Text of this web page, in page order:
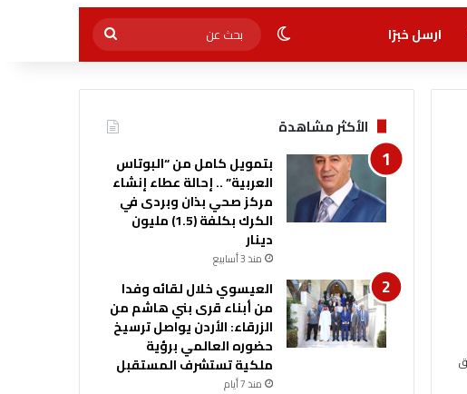
ارسل خبرًا الوضع المظلم
بحث
عن
الأكثر مشاهدة
بتمويل كامل من “البوتاس
العربية” .. إحالة عطاء إنشاء
مركز صحي بذان وبردى في
الكرك بكلفة (1.5) مليون
دينار
منذ 3 أسابيع
العيسوي خلال لقائه وفدا
من أبناء قرى بني هاشم من
الزرقاء: الأردن يواصل ترسيخ
حضوره العالمي برؤية
ملكية تستشرف المستقبل
منذ 7 أيام